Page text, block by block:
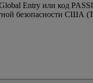
Entry или код
безопасности США